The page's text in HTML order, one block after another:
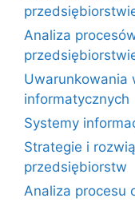
Analiza
Uwarunkowania
informatycznych
Systemy
Strategie i
przedsiębiorstw
Analiza procesu